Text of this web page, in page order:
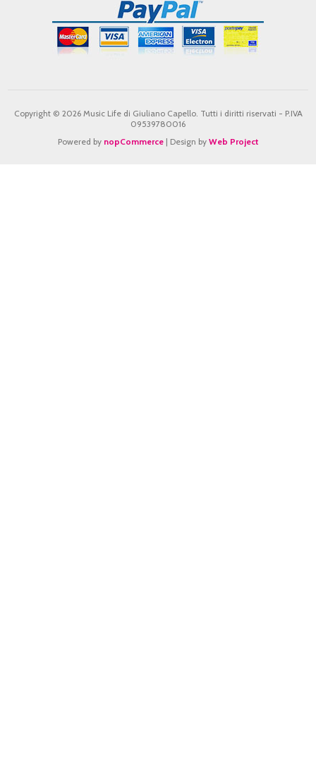
Copyright © 2026 Music Life di Giuliano Capello. Tutti i diritti riservati - P.IVA
09539780016
Powered by nopCommerce| Design by Web Project